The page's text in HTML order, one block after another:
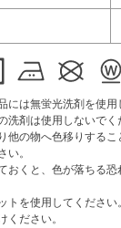
には無蛍光洗剤を使用
洗剤は使用しないでく
他の物へ色移りする
い。
おくと、色が落ちる
トを使用してください。
ください。